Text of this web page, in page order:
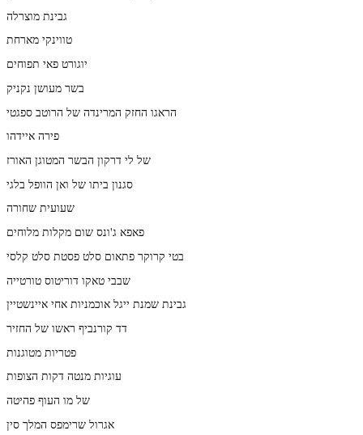
גבינת מוצרלה
טווינקי מארחת
יוגורט פאי תפוחים
בשר מעושן נקניק
הראגו החזק המרינדה של הרוטב ספגטי
פירה איידהו
של לי דרקון הבשר המטוגן האורז
סגנון ביתו של ואן הוופל בלגי
שעועית שחורה
פאפא ג'ונס שום מקלות מלוחים
בטי קרוקר פתאום סלט פסטת סלט קלסי
שבבי טאקו דוריטוס טורטייה
גבינת שמנת ייגל אוכמניות אחי איינשטיין
דד קורנביף ראשו של החזיר
פטריות מטוגנות
עוגיות מנטה דקות הצופות
של מו העוף פהיטה
אגרול שרימפס המלך סין